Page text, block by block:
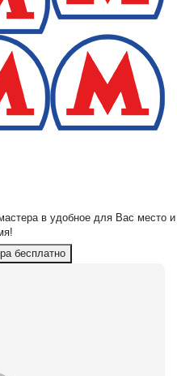
в удобное для Вас место и
бесплатно